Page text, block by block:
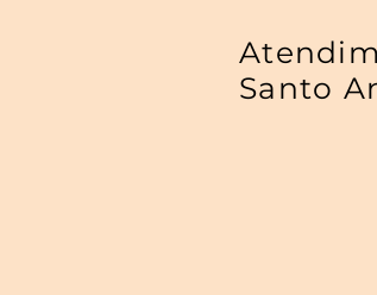
Santo